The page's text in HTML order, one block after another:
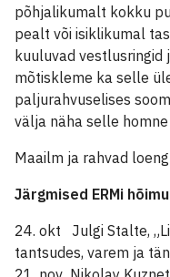
põhjalikumalt kokku
pealt või isiklikumal
kuuluvad vestlusringid
mõtiskleme ka selle
paljurahvuselises
välja näha selle homne
Maailm ja rahvad
Järgmised ERMi
24. okt Julgi Stalte,
tantsudes, varem ja